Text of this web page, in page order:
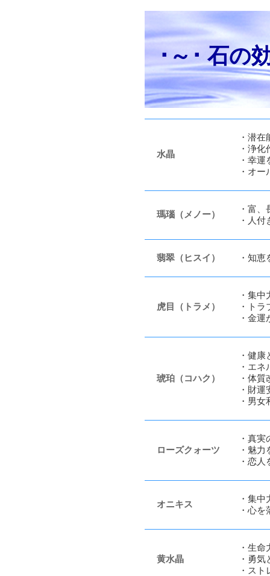
･～･ 石の
水晶
・潜
・浄化
・幸運
・オ
瑪瑙（メノー）
・富
・人
翡翠（ヒスイ） ・知
虎目（トラメ）
・集
・ト
・金運
琥珀（コハク）
・健康
・エ
・体質
・財運
・男女
ローズクォーツ
・真
・魅力
・恋
オニキス
・集中
・心
黄水晶
・生
・勇
・ス